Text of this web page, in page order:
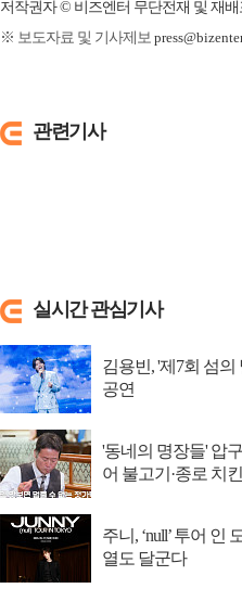
저작권자 © 비즈엔터 무단전재 및 재배
※ 보도자료 및 기사제보
관련기사
실시간 관심기사
김용빈, '제7회 섬의
공연
'동네의 명장들' 압
어 불고기·종로 치
주니, ‘null’ 투어 인
열도 달군다